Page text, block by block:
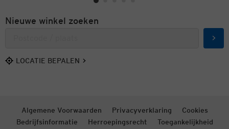
Nieuwe winkel zoeken
LOCATIE BEPALEN
Algemene Voorwaarden Privacyverklaring
Cookies
Bedrijfsinformatie
Herroepingsrecht Toegankelijkheid